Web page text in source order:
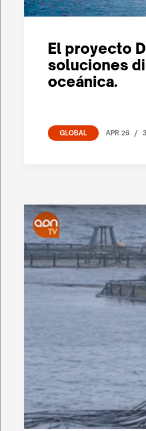
El proyecto
soluciones
oceánica.
GLOBAL APR 26 /